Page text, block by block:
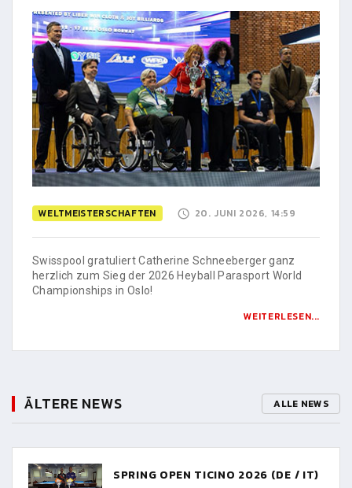
WELTMEISTERSCHAFTEN 20. JUNI 2026, 14:59
Swisspool gratuliert Catherine Schneeberger ganz
herzlich zum Sieg der 2026 Heyball Parasport World
Championships in Oslo!
WEITERLESEN...
ÄLTERE NEWS ALLE NEWS
SPRING OPEN TICINO 2026 (DE / IT)